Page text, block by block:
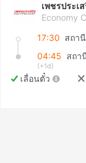
เพชรประเ
Economy
17:30 สถา
04:45 สถา
(+1d)
เลื่อนตั๋ว